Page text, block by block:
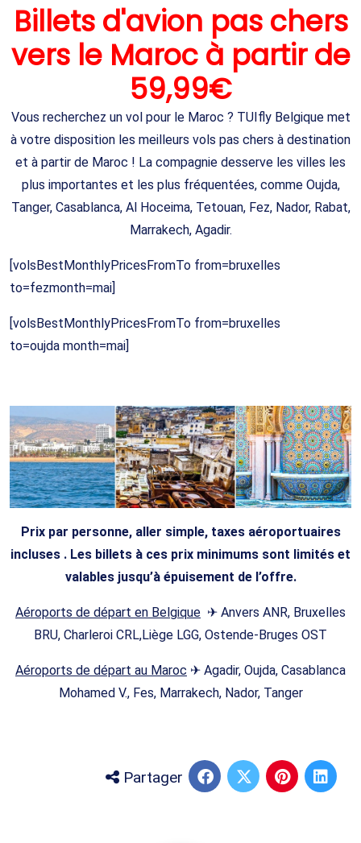
Billets d'avion pas chers
vers le Maroc à partir de
59,99€
Vous recherchez un vol pour le Maroc ? TUIfly Belgique met
à votre disposition les meilleurs vols pas chers à destination
et à partir de Maroc ! La compagnie desserve les villes les
plus importantes et les plus fréquentées, comme Oujda,
Tanger, Casablanca, Al Hoceima, Tetouan, Fez, Nador, Rabat,
Marrakech, Agadir.
[volsBestMonthlyPricesFromTo from=bruxelles
to=fezmonth=mai]
[volsBestMonthlyPricesFromTo from=bruxelles
to=oujda month=mai]
Prix par personne, aller simple, taxes aéroportuaires
incluses . Les billets à ces prix minimums sont limités et
valables jusqu’à épuisement de l’offre.
Aéroports de départ en Belgique ✈ Anvers ANR, Bruxelles
BRU, Charleroi CRL,Liège LGG, Ostende-Bruges OST
Aéroports de départ au Maroc ✈ Agadir, Oujda, Casablanca
Mohamed V., Fes, Marrakech, Nador, Tanger
Partager